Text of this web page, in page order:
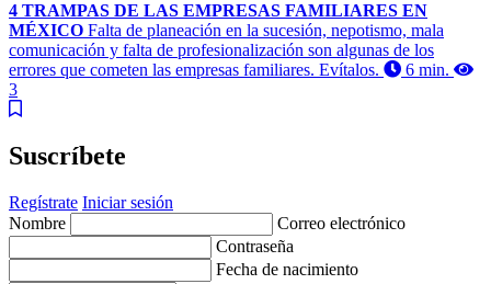
4 TRAMPAS DE LAS EMPRESAS FAMILIARES EN
MÉXICO Falta de planeación en la sucesión, nepotismo, mala
comunicación y falta de profesionalización son algunas de los
errores que cometen las empresas familiares. Evítalos.
6 min.
3
Suscríbete
Regístrate Iniciar sesión
Nombre
Correo electrónico
Contraseña
Fecha de nacimiento